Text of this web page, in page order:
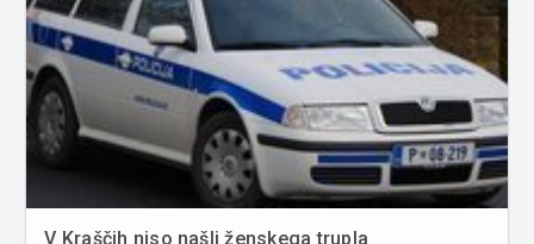
V Kraščih niso našli ženskega trupla